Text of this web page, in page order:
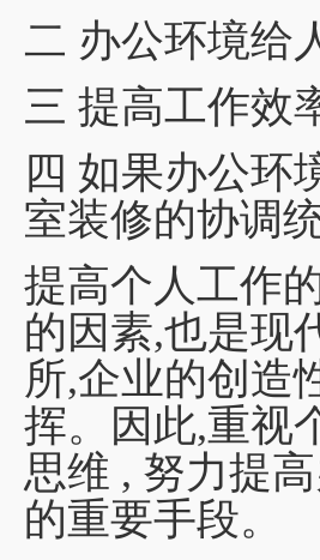
二 办公环境给
三 提高工作效
四 如果办公环
室装修的协调
提高个人工作
的因素,也是现
所,企业的创造
挥。因此,重视
思维 , 努力提
的重要手段。